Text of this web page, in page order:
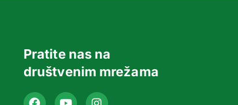
Pratite nas na
društvenim mrežama